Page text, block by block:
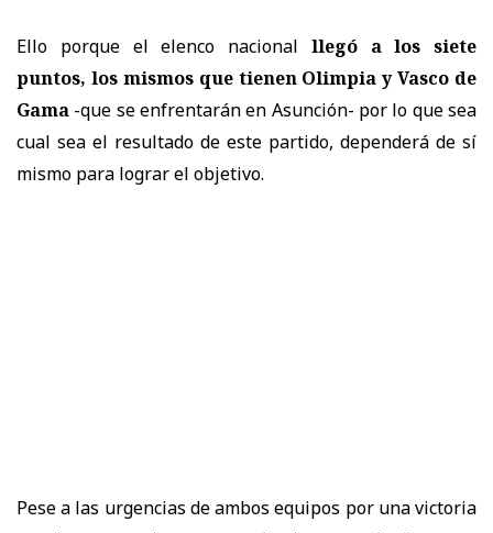
Ello porque el elenco nacional llegó a los siete
puntos, los mismos que tienen Olimpia y Vasco de
Gama -que se enfrentarán en Asunción- por lo que sea
cual sea el resultado de este partido, dependerá de sí
mismo para lograr el objetivo.
Pese a las urgencias de ambos equipos por una victoria